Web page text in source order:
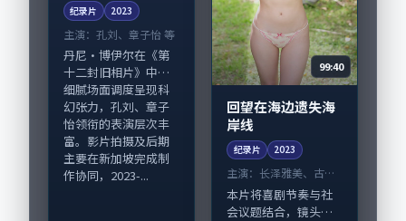
纪录片 2023
主演： 孔刘、章子怡 等
丹尼·博伊尔在《第
十二封旧相片》中以
细腻场面调度呈现科
幻张力，孔刘、章子
怡领衔的表演层次丰
富。影片拍摄及后期
主要在新加坡完成制
作协同，2023-...
99:40
回望在海边遗失海
岸线
纪录片 2023
主演： 长泽雅美、古天
乐 等
本片将喜剧节奏与社
会议题结合，镜头语